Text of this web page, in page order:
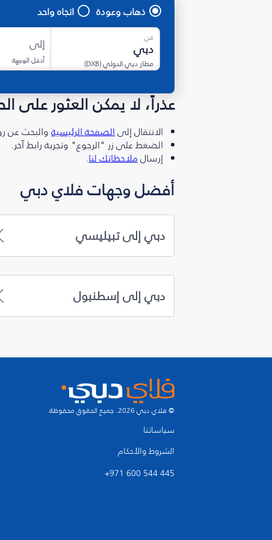
ذهاب وعودة اتجاه واحد
من
مطار دبي الدولي(
DXB
)
إلى
أدخل الوجهة
عذراً، لا يمكن العثور على
الانتقال إلى الصفحة الرئيسية والبحث عن
الضغط على زر "الرجوع" وتجربة رابط آخر.
إرسالملاحظاتك لنا.
أفضل وجهات فلاي دبي
دبي إلى تبيليسي
دبي إلى إسطنبول
© فلاي دبي 2026. جميع الحقوق محفوظة.
سياساتنا
الشروط والأحكام
+971 600 544 445